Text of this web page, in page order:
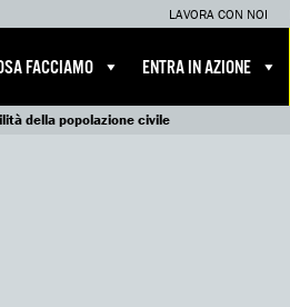
LAVORA CON NOI
FACCIAMO ENTRA IN AZIONE
della popolazione civile